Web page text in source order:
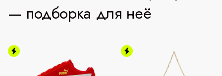
— подборка для неё